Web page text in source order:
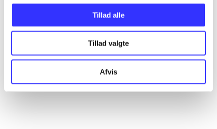
Tillad alle
Tillad valgte
Afvis
Artikler
Alle registrerede artikler fordelt på udgivelser